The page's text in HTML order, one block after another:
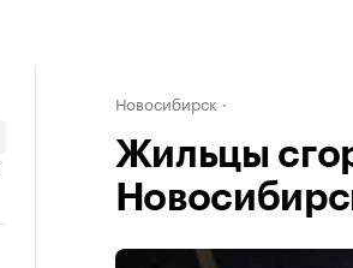
Новосибирск
Жильцы